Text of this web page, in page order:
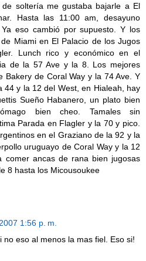
soltería me gustaba bajarle a El
Hasta las 11:00 am, desayuno
eso cambió por supuesto. Y los
Miami en El Palacio de los Jugos
Lunch rico y económico en el
de la 57 Ave y la 8. Los mejores
Bakery de Coral Way y la 74 Ave. Y
44 y la 12 del West, en Hialeah, hay
Sueño Habanero, un plato bien
bien cheo. Tamales sin
Parada en Flagler y la 70 y pico.
en el Graziano de la 92 y la
uruguayo de Coral Way y la 12
comer ancas de rana bien jugosas
8 hasta los Micousoukee
1:56 p. m.
no eso al menos la mas fiel. Eso si!